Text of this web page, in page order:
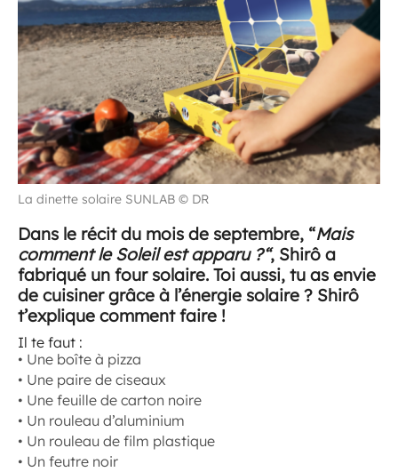
La dinette solaire SUNLAB © DR
Dans le récit du mois de septembre, “Mais
comment le Soleil est apparu ?“, Shirô a
fabriqué un four solaire. Toi aussi, tu as envie
de cuisiner grâce à l’énergie solaire ? Shirô
t’explique comment faire !
Il te faut :
• Une boîte à pizza
• Une paire de ciseaux
• Une feuille de carton noire
• Un rouleau d’aluminium
• Un rouleau de film plastique
• Un feutre noir